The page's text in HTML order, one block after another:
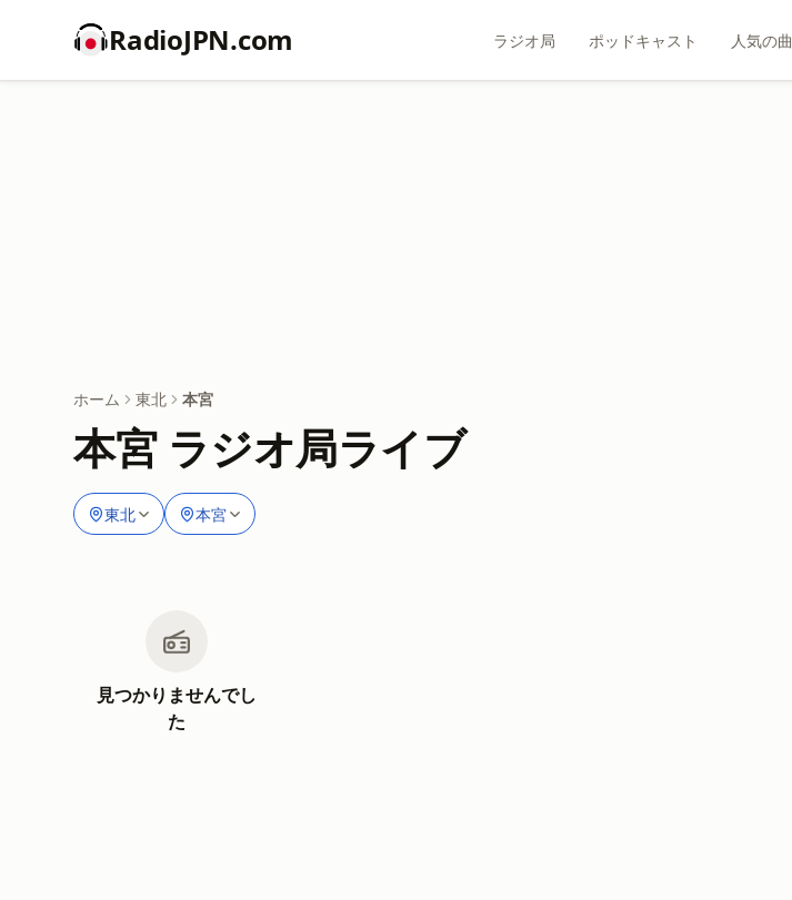
RadioJPN.com ラジオ局 ポッドキャスト 人気の曲
ホーム 東北 本宮
本宮 ラジオ局ライブ
東北 本宮
見つかりませんでし
た